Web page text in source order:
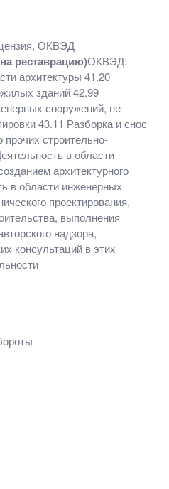
сооружений, не
43.11 Разборка и
прочих строительно-
в области
архитектурного
в области инженерных
проектами
строительного контроля
технических
и пр. виды
ОКВЭД
реставрацию)ОКВЭД:
архитектуры 41.20
зданий 42.99
сооружений, не
43.11 Разборка и снос
строительно-
в области
архитектурного
в области инженерных
проектирования,
выполнения
надзора,
консультаций в этих